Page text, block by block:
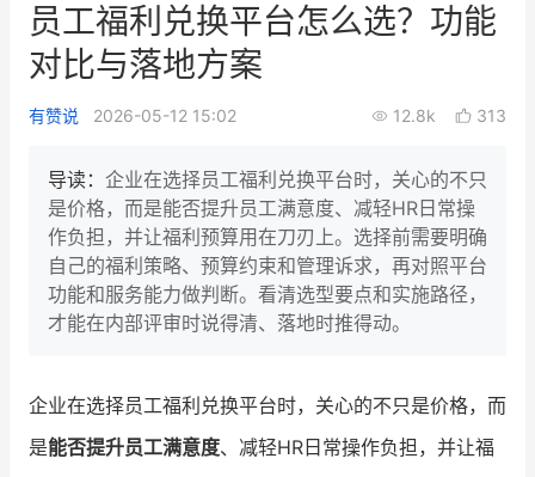
新零售大会
增长产品指南
智库 产品场景库
产品更新动态 帮助中心
品牌消费观
员工福利兑换平台怎么选？功能
对比与落地方案
有赞说 2026-05-12 15:02 12.8k 313
导读： 企业在选择员工福利兑换平台时，关心的不只
是价格，而是能否提升员工满意度、减轻HR日常操
作负担，并让福利预算用在刀刃上。选择前需要明确
自己的福利策略、预算约束和管理诉求，再对照平台
功能和服务能力做判断。看清选型要点和实施路径，
才能在内部评审时说得清、落地时推得动。
企业在选择员工福利兑换平台时，关心的不只是价格，而
是能否提升员工满意度、减轻HR日常操作负担，并让福